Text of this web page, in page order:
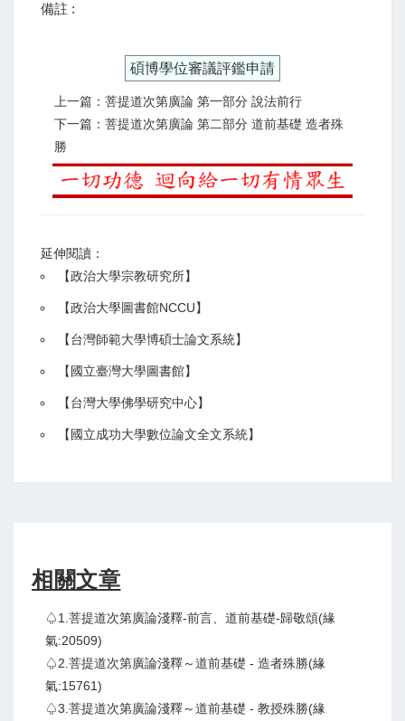
備註 :
碩博學位審議評鑑申請
上一篇：菩提道次第廣論 第一部分 說法前行
下一篇：菩提道次第廣論 第二部分 道前基礎 造者殊
勝
延伸閱讀：
【政治大學宗教研究所】
【政治大學圖書館NCCU】
【台灣師範大學博碩士論文系統】
【 國立臺灣大學圖書館】
【台灣大學佛學研究中心】
【 國立成功大學數位論文全文系統】
相關文章
♤1.菩提道次第廣論淺釋-前言、道前基礎-歸敬頌(緣
氣:20509)
♤2.菩提道次第廣論淺釋～道前基礎 - 造者殊勝(緣
氣:15761)
♤3.菩提道次第廣論淺釋～道前基礎 - 教授殊勝(緣